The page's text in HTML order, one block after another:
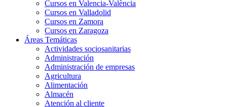
Cursos en Valencia-València
Cursos en Valladolid
Cursos en Zamora
Cursos en Zaragoza
Áreas Temáticas
Actividades sociosanitarias
Administración
Administración de empresas
Agricultura
Alimentación
Almacén
Atención al cliente